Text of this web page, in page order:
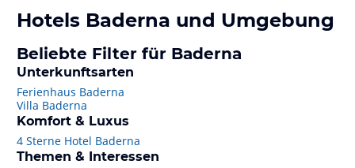
Hotels Baderna und Umgebung
Beliebte Filter für Baderna
Unterkunftsarten
Ferienhaus Baderna
Villa Baderna
Komfort & Luxus
4 Sterne Hotel Baderna
Themen & Interessen